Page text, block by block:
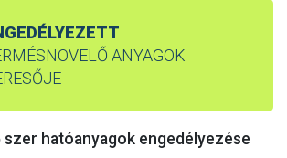
ANYAGOK
szer hatóanyagok engedélyezése